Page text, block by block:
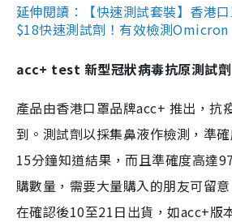
延伸閱讀：【快速測試套裝】香港
$18快速測試劑！有效檢測
acc+ test 新型冠狀病毒抗原測試劑
產品由香港口罩品牌acc+ 推出，抗
到。測試劑以採集鼻液作檢測，準
15分鐘知道結果，而且準確度高達
購數量，需要大量購入的朋友可留
在確認後10至21日出貨，如acc+版